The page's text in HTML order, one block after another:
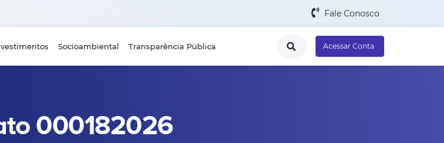
Fale Conosco
Socioambiental Transparência Pública Acessar Conta
000182026